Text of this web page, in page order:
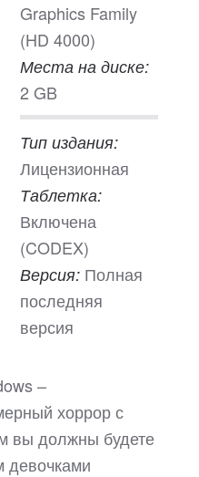
Graphics Family
(HD 4000)
Места на диске:
2 GB
Тип издания:
Лицензионная
Таблетка:
Включена
(CODEX)
Версия: Полная
последняя
версия
–
хоррор с
вы должны будете
девочками